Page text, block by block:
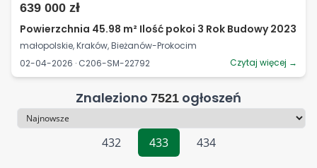
639 000 zł
Powierzchnia 45.98 m² Ilość pokoi 3 Rok Budowy 2023
małopolskie, Kraków, Bieżanów-Prokocim
02-04-2026 · C206-SM-22792
Czytaj więcej →
Znaleziono 7521 ogłoszeń
Sortowanie
432
433 434